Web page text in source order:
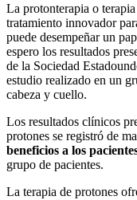
La protonterapia o
tratamiento innovador
puede desempeñar un
espero los resultados
de la Sociedad
estudio realizado en un
cabeza y cuello.
Los resultados clínicos
protones se registró de
beneficios a los
grupo de pacientes.
La terapia de protones